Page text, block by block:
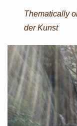
Thematically
der Kunst